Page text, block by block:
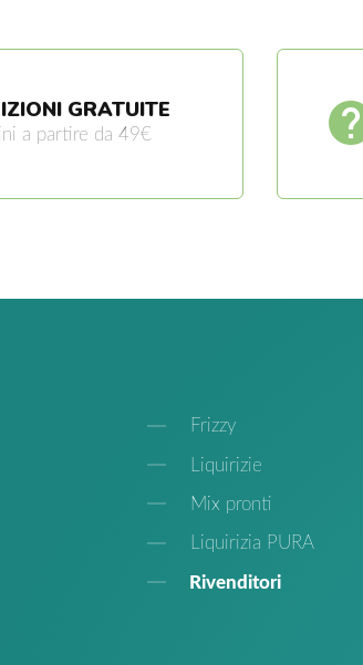
GRATUITE
a partire da 49€
Frizzy
Liquirizie
Mix pronti
Liquirizia PURA
Rivenditori